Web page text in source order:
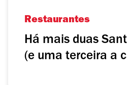
Restaurantes
Há mais duas
(e uma terceira a